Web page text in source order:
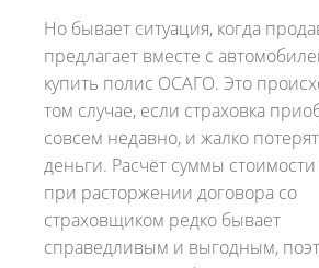
Но бывает ситуация, когда
предлагает вместе с
купить полис ОСАГО. Это
том случае, если страховка
совсем недавно, и жалко
деньги. Расчёт суммы
при расторжении договора со
страховщиком редко бывает
справедливым и выгодным,